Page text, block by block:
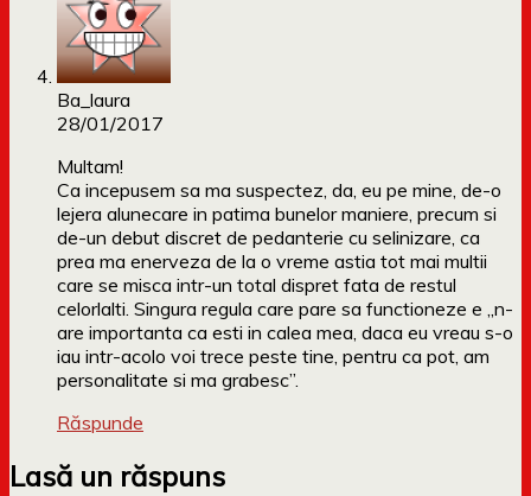
Ba_laura
28/01/2017
Multam!
Ca incepusem sa ma suspectez, da, eu pe mine, de-o
lejera alunecare in patima bunelor maniere, precum si
de-un debut discret de pedanterie cu selinizare, ca
prea ma enerveza de la o vreme astia tot mai multii
care se misca intr-un total dispret fata de restul
celorlalti. Singura regula care pare sa functioneze e „n-
are importanta ca esti in calea mea, daca eu vreau s-o
iau intr-acolo voi trece peste tine, pentru ca pot, am
personalitate si ma grabesc”.
Răspunde
Lasă un răspuns